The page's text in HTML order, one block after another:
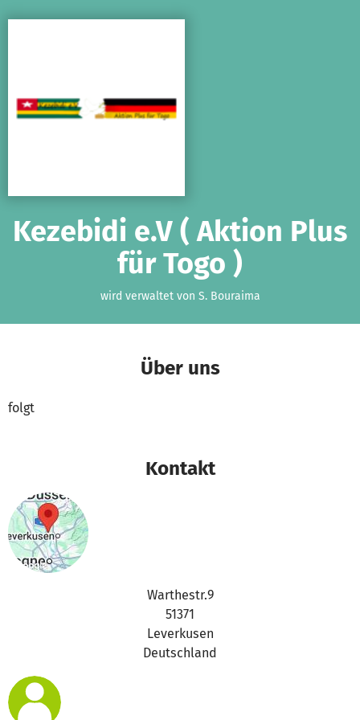
Kezebidi e.V ( Aktion Plus
für Togo )
wird verwaltet von S. Bouraima
Über uns
folgt
Kontakt
Warthestr.9
51371
Leverkusen
Deutschland